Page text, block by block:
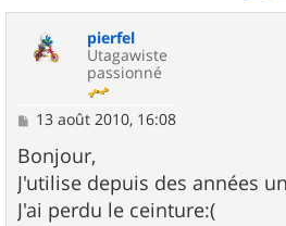
pierfel
Utagawiste
passionné
M
s
s
a
g
13 août 2010, 16:08
Bonjour,
J'utilise depuis des années
J'ai perdu le ceinture:(